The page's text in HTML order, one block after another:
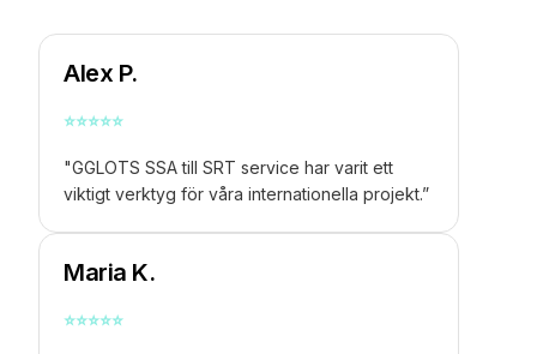
Alex P.
⭐⭐⭐⭐⭐
"GGLOTSSSA till SRTservice har varit ett
viktigt verktyg för våra internationella projekt.”
Maria K.
⭐⭐⭐⭐⭐